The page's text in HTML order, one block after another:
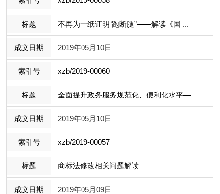
不再为一纸证明“跑断腿”——解读《国 ...
2019年05月10日
xzb/2019-00060
全面提升政务服务规范化、便利化水平— ...
2019年05月10日
xzb/2019-00057
商标法修改相关问题解读
2019年05月09日